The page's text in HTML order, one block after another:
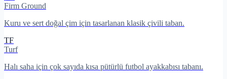
Firm Ground
Kuru ve sert doğal çim için tasarlanan klasik çivili taban.
TF
Turf
Halı saha için çok sayıda kısa pütürlü futbol ayakkabısı tabanı.